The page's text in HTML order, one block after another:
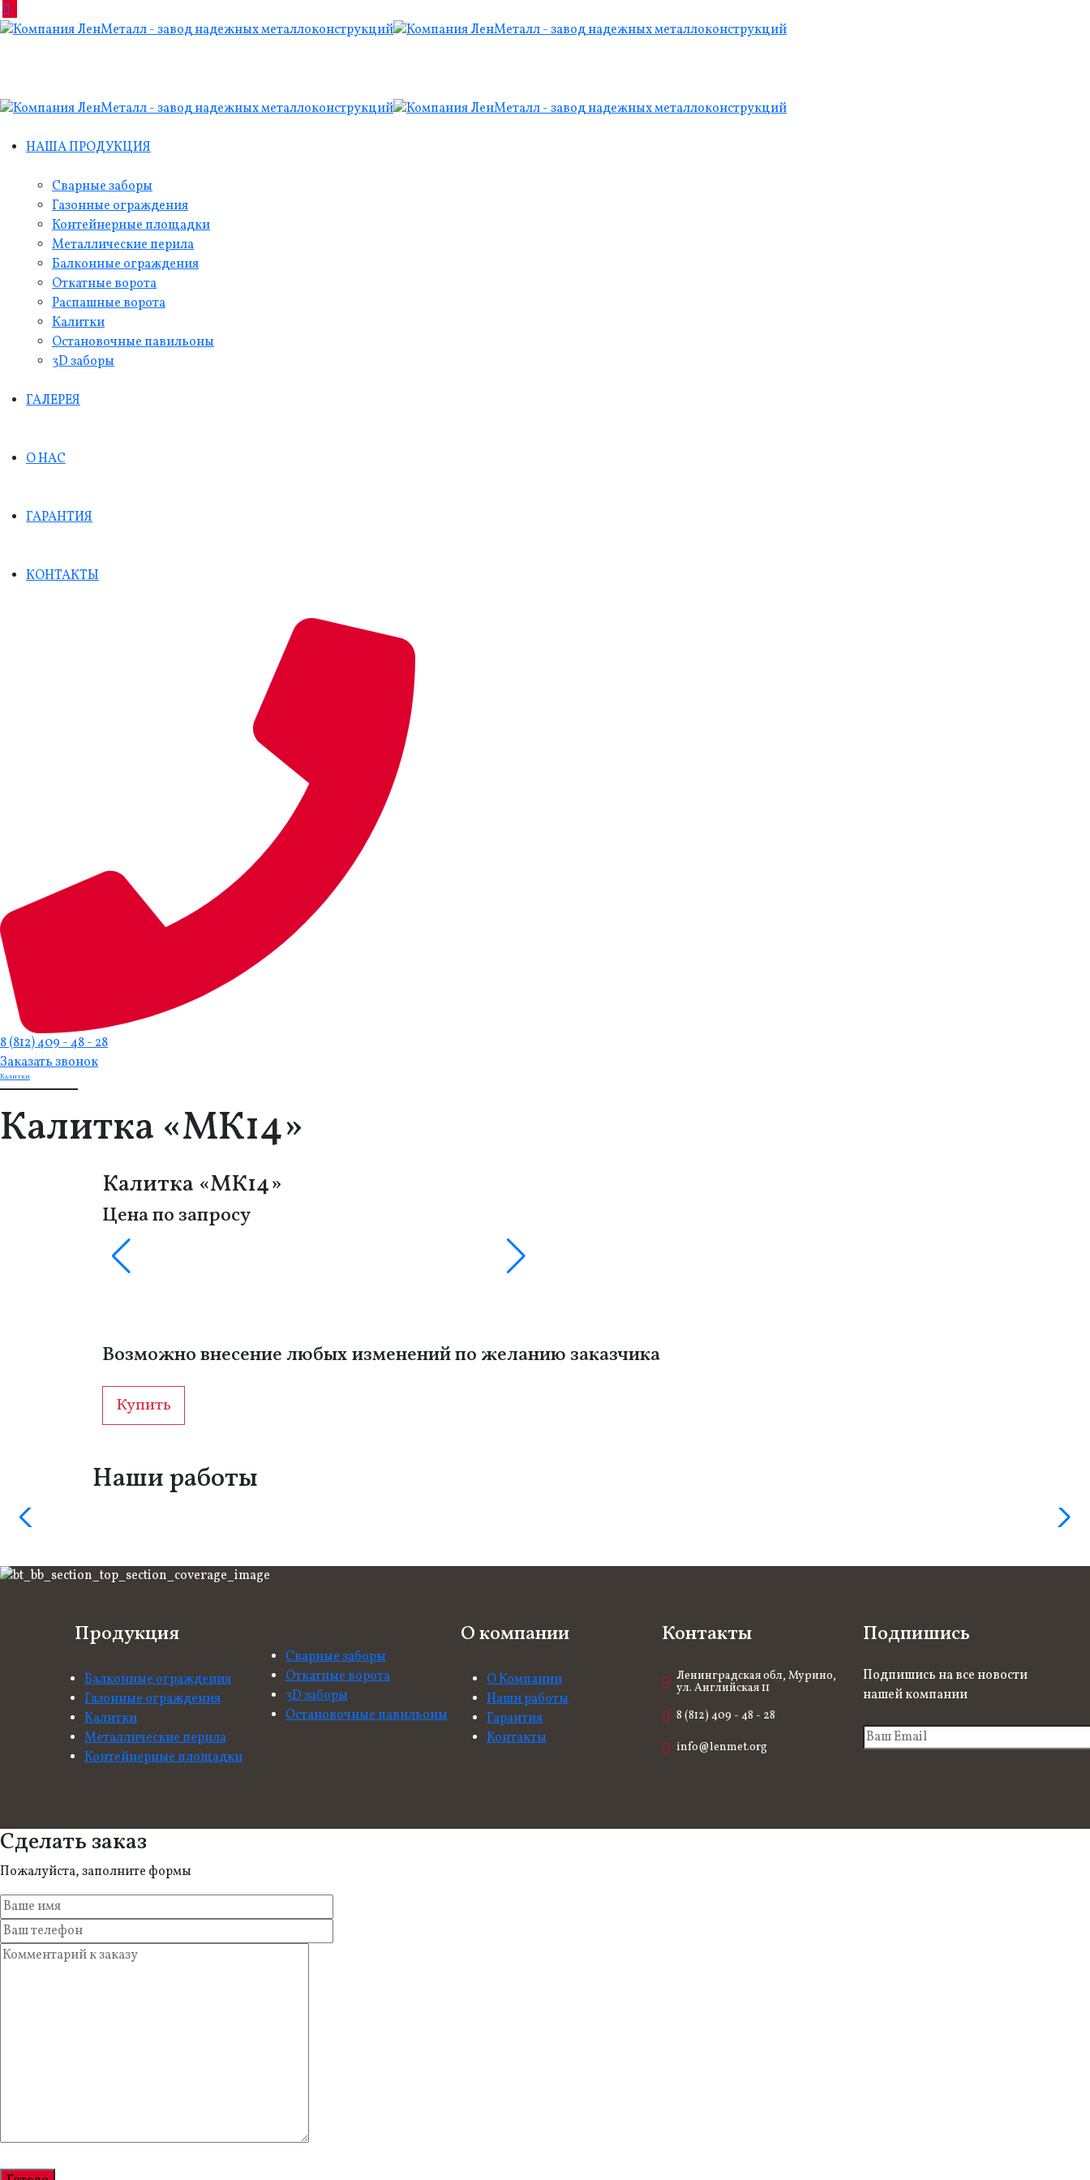
НАША ПРОДУКЦИЯ
Сварные заборы
Газонные ограждения
Контейнерные площадки
Металлические перила
Балконные ограждения
Откатные ворота
Распашные ворота
Калитки
Остановочные павильоны
3D заборы
ГАЛЕРЕЯ
О НАС
ГАРАНТИЯ
КОНТАКТЫ
8 (812) 409 - 48 - 28
Заказать звонок
Калитки
Калитка «МК14»
Калитка «МК14»
Цена по запросу
Возможно внесение любых изменений по желанию заказчика
Купить
Наши работы
Продукция
Балконные ограждения
Газонные ограждения
Калитки
Металлические перила
Контейнерные площадки
Сварные заборы
Откатные ворота
3D заборы
Остановочные павильоны
О компании
О Компании
Наши работы
Гарантия
Контакты
Контакты
Ленинградская обл, Мурино,
ул. Английская 11
8 (812) 409 - 48 - 28
info@lenmet.org
Подпишись
Подпишись на все новости
нашей компании
Сделать заказ
Пожалуйста, заполните формы